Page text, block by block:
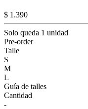
$ 1.390
Solo queda 1 unidad
Pre-order
Talle
S
M
L
Guía de talles
Cantidad
-